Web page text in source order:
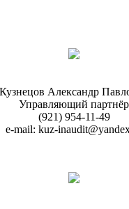
Кузнецов Александр
Управляющий партнёр
(921) 954-11-49
e-mail: kuz-